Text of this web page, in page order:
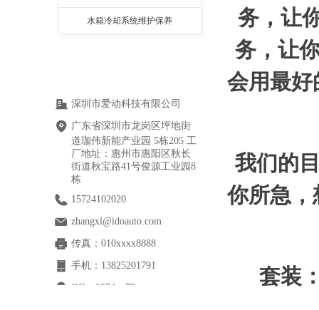
务，让
务，让
会用最好
我们的
你所急，
套装
深圳市爱动科技有限公司
广东省深圳市龙岗区坪地街
道珈伟新能产业园 5栋205 工
厂地址：惠州市惠阳区秋长
街道秋宝路41号俊源工业园8
栋
15724102020
zhangxl@idoauto.com
传真： 010xxxx8888
手机： 13825201791
QQ： 1234xx78
水箱冷却系统维护保养